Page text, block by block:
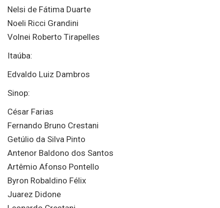
Nelsi de Fátima Duarte
Noeli Ricci Grandini
Volnei Roberto Tirapelles
Itaúba:
Edvaldo Luiz Dambros
Sinop:
César Farias
Fernando Bruno Crestani
Getúlio da Silva Pinto
Antenor Baldono dos Santos
Artêmio Afonso Pontello
Byron Robaldino Félix
Juarez Didone